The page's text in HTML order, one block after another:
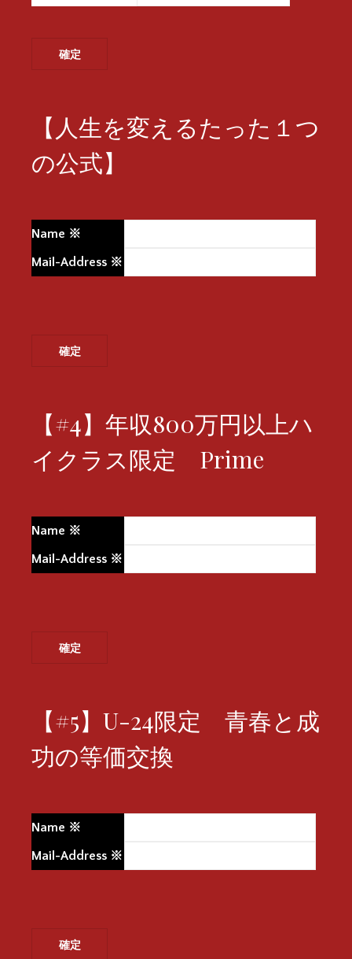
【人生を変えるたった１つ
の公式】
Name ※
Mail-Address ※
【#4】年収800万円以上ハ
イクラス限定 Prime
Name ※
Mail-Address ※
【#5】U-24限定 青春と成
功の等価交換
Name ※
Mail-Address ※